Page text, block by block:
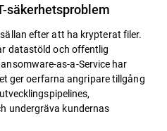
säkerhetsproblem
efter att ha krypterat filer.
datastöld och offentlig
as-a-Service har
ger oerfarna angripare tillgång
undergräva kundernas